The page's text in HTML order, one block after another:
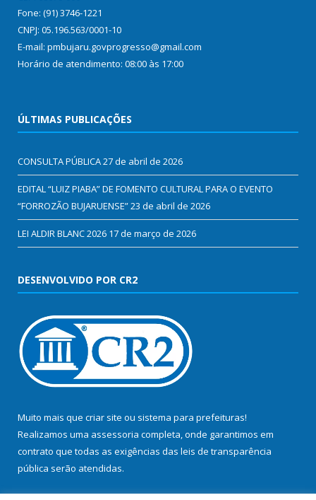
Fone: (91) 3746-1221
CNPJ: 05.196.563/0001-10
E-mail: pmbujaru.govprogresso@gmail.com
Horário de atendimento: 08:00 às 17:00
ÚLTIMAS PUBLICAÇÕES
CONSULTA PÚBLICA27 de abril de 2026
EDITAL “LUIZ PIABA” DE FOMENTO CULTURAL PARA O EVENTO
“FORROZÃO BUJARUENSE”23 de abril de 2026
LEI ALDIR BLANC 2026 17 de março de 2026
DESENVOLVIDO POR CR2
Muito mais que criar site ou sistema para prefeituras!
Realizamos uma assessoria completa, onde garantimos em
contrato que todas as exigências das leis de transparência
pública serão atendidas.